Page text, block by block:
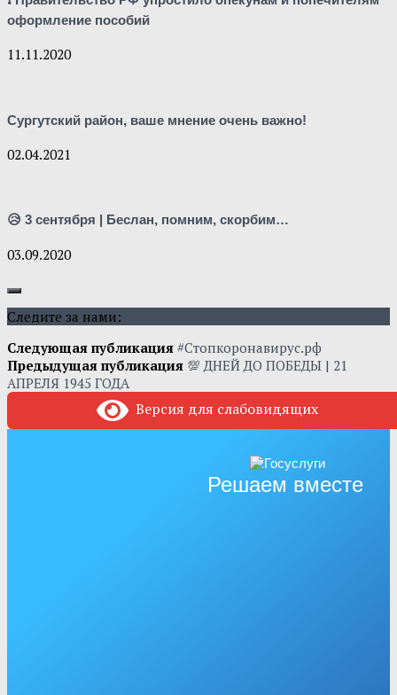
оформление пособий
11.11.2020
Сургутский район, ваше мнение очень важно!
02.04.2021
😥 3 сентября | Беслан, помним, скорбим…
03.09.2020
Следите за нами:
Следующая публикация #Стопкоронавирус.рф
Предыдущая публикация 💯 ДНЕЙ ДО ПОБЕДЫ | 21
АПРЕЛЯ 1945 ГОДА
Версия для слабовидящих
Решаем вместе